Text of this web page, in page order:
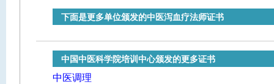
下面是更多单位颁发的中医泻血疗法师证书
中国中医科学院培训中心颁发的更多证书
中医调理